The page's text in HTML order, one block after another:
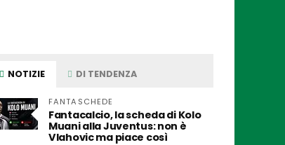
NOTIZIE DI TENDENZA
FANTASCHEDE
Fantacalcio, la scheda di Kolo
Muani alla Juventus: non è
Vlahovic ma piace così